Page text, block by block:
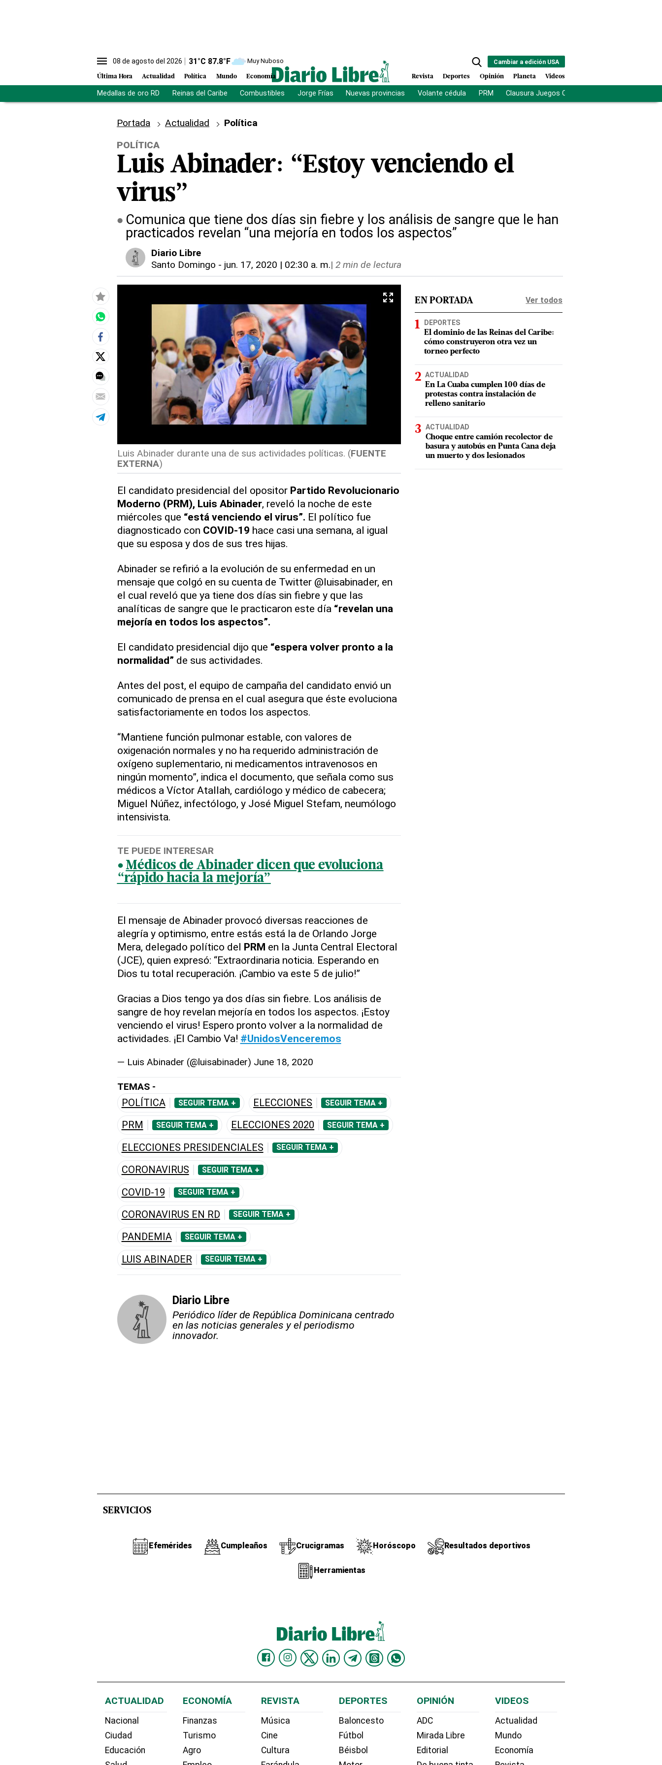
08 de agosto del 2026 31°C 87.8°F Muy Nuboso
Última Hora Actualidad Política Mundo Economía
Cambiar a edición USA
Revista Deportes Opinión Planeta Videos
Medallas de oro RD Reinas del Caribe Combustibles Jorge Frías Nuevas provincias Volante cédula PRM Clausura Juegos Centroamericanos
Portada Actualidad
Política
POLÍTICA
Luis Abinader: “Estoy venciendo el
virus”
Comunica que tiene dos días sin fiebre y los análisis de sangre que le han
practicados revelan “una mejoría en todos los aspectos”
Diario Libre
Santo Domingo - jun. 17, 2020 | 02:30 a. m.| 2 min de lectura
Luis Abinader durante una de sus actividades políticas. (FUENTE
EXTERNA)
El candidato presidencial del opositor Partido Revolucionario
Moderno (PRM), Luis Abinader, reveló la noche de este
miércoles que “está venciendo el virus”. El político fue
diagnosticado con COVID-19 hace casi una semana, al igual
que su esposa y dos de sus tres hijas.
Abinader se refirió a la evolución de su enfermedad en un
mensaje que colgó en su cuenta de Twitter @luisabinader, en
el cual reveló que ya tiene dos días sin fiebre y que las
analíticas de sangre que le practicaron este día “revelan una
mejoría en todos los aspectos”.
El candidato presidencial dijo que “espera volver pronto a la
normalidad” de sus actividades.
Antes del post, el equipo de campaña del candidato envió un
comunicado de prensa en el cual asegura que éste evoluciona
satisfactoriamente en todos los aspectos.
“Mantiene función pulmonar estable, con valores de
oxigenación normales y no ha requerido administración de
oxígeno suplementario, ni medicamentos intravenosos en
ningún momento”, indica el documento, que señala como sus
médicos a Víctor Atallah, cardiólogo y médico de cabecera;
Miguel Núñez, infectólogo, y José Miguel Stefam, neumólogo
intensivista.
TE PUEDE INTERESAR
Médicos de Abinader dicen que evoluciona
“rápido hacia la mejoría”
El mensaje de Abinader provocó diversas reacciones de
alegría y optimismo, entre estás está la de Orlando Jorge
Mera, delegado político del PRM en la Junta Central Electoral
(JCE), quien expresó: “Extraordinaria noticia. Esperando en
Dios tu total recuperación. ¡Cambio va este 5 de julio!”
Gracias a Dios tengo ya dos días sin fiebre. Los análisis de
sangre de hoy revelan mejoría en todos los aspectos. ¡Estoy
venciendo el virus! Espero pronto volver a la normalidad de
actividades. ¡El Cambio Va! #UnidosVenceremos
— Luis Abinader (@luisabinader) June 18, 2020
TEMAS -
POLÍTICA SEGUIR TEMA + ELECCIONES SEGUIR TEMA +
PRM SEGUIR TEMA + ELECCIONES 2020 SEGUIR TEMA +
ELECCIONES PRESIDENCIALES SEGUIR TEMA +
CORONAVIRUS SEGUIR TEMA +
COVID-19 SEGUIR TEMA +
CORONAVIRUS EN RD SEGUIR TEMA +
PANDEMIA SEGUIR TEMA +
LUIS ABINADER SEGUIR TEMA +
Diario Libre
Periódico líder de República Dominicana centrado
en las noticias generales y el periodismo
innovador.
EN PORTADA Ver todos
DEPORTES
El dominio de las Reinas del Caribe:
cómo construyeron otra vez un
torneo perfecto
ACTUALIDAD
En La Cuaba cumplen 100 días de
protestas contra instalación de
relleno sanitario
ACTUALIDAD
Choque entre camión recolector de
basura y autobús en Punta Cana deja
un muerto y dos lesionados
SERVICIOS
Efemérides Cumpleaños Crucigramas Horóscopo Resultados deportivos
Herramientas
ACTUALIDAD
Nacional
Ciudad
Educación
ECONOMÍA
Finanzas
Turismo
Agro
REVISTA
Música
Cine
Cultura
DEPORTES
Baloncesto
Fútbol
Béisbol
OPINIÓN
ADC
Mirada Libre
Editorial
VIDEOS
Actualidad
Mundo
Economía